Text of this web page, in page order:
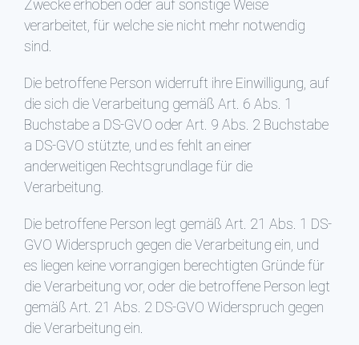
Zwecke erhoben oder auf sonstige Weise
verarbeitet, für welche sie nicht mehr notwendig
sind.
Die betroffene Person widerruft ihre Einwilligung, auf
die sich die Verarbeitung gemäß Art. 6 Abs. 1
Buchstabe a DS-GVO oder Art. 9 Abs. 2 Buchstabe
a DS-GVO stützte, und es fehlt an einer
anderweitigen Rechtsgrundlage für die
Verarbeitung.
Die betroffene Person legt gemäß Art. 21 Abs. 1 DS-
GVO Widerspruch gegen die Verarbeitung ein, und
es liegen keine vorrangigen berechtigten Gründe für
die Verarbeitung vor, oder die betroffene Person legt
gemäß Art. 21 Abs. 2 DS-GVO Widerspruch gegen
die Verarbeitung ein.